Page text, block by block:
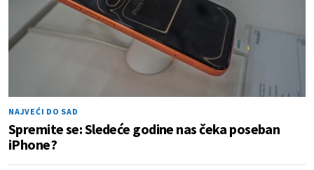
NAJVEĆI DO SAD
Spremite se: Sledeće godine nas čeka poseban
iPhone?